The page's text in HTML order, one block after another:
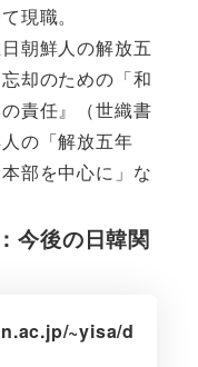
現職。
朝鮮人の解放五
却のための「和
責任』（世織書
の「解放五年
部を中心に」な
後の日韓関
~yisa/d